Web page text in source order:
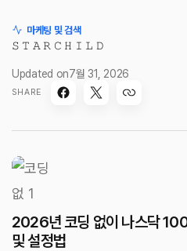
마케팅 및 검색
𝚂 𝚃 𝙰 𝚁 𝙲 𝙷 𝙸 𝙻 𝙳
Updated on7월 31, 2026
SHARE
2026년 코딩 없이 나스닥
및 설정법